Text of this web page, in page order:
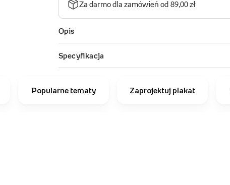
Popularne tematy Zaprojektuj plakat